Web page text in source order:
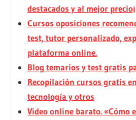
destacados y al mejor precio¡
Cursos oposiciones
test, tutor personalizado,
plataforma online.
Blog temarios y test gratis
Recopilación cursos gratis
tecnología y otros
Video online barato. «Cómo